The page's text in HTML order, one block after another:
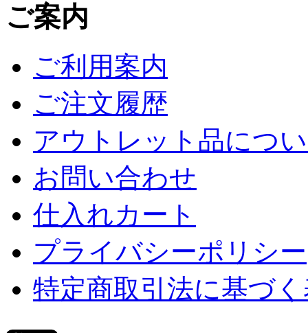
ご案内
ご利用案内
ご注文履歴
アウトレット品につ
お問い合わせ
仕入れカート
プライバシーポリシー
特定商取引法に基づ